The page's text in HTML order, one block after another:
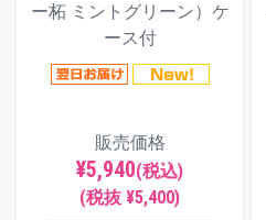
ー柘 ミントグリーン）ケ
ース付
販売価格
¥5,940(税込)
(税抜 ¥5,400)